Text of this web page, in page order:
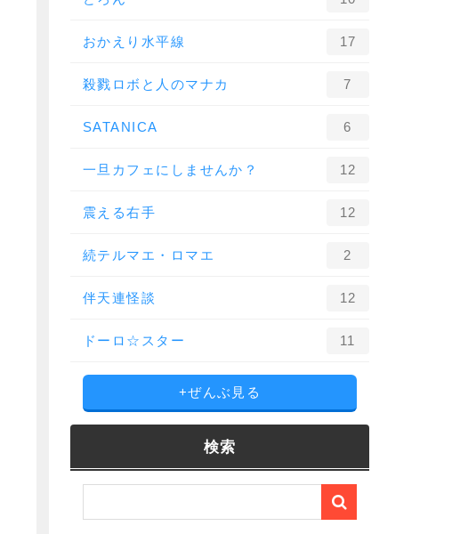
おかえり水平線 17
殺戮ロボと人のマナカ 7
SATANICA 6
一旦カフェにしませんか？ 12
震える右手 12
続テルマエ・ロマエ 2
伴天連怪談 12
ドーロ☆スター 11
+ぜんぶ見る
検索